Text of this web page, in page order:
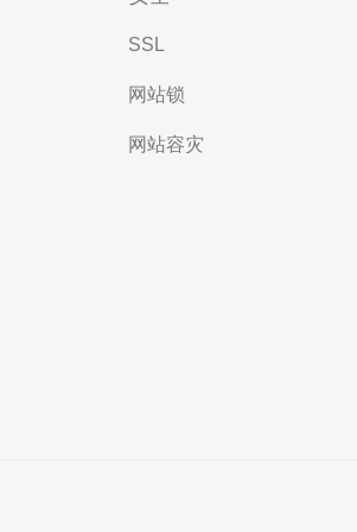
SSL
网站锁
网站容灾